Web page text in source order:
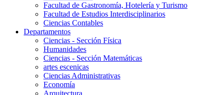
Facultad de Gastronomía, Hotelería y Turismo
Facultad de Estudios Interdisciplinarios
Ciencias Contables
Departamentos
Ciencias - Sección Física
Humanidades
Ciencias - Sección Matemáticas
artes escenicas
Ciencias Administrativas
Economía
Arquitectura